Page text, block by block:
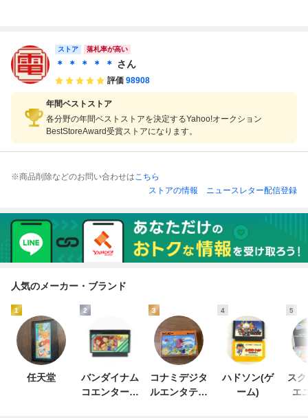
ト カセット カー
トリッジ
コン FC ソフト カ
セット カートリッ
ストア 落札率が高い
＊ ＊ ＊ ＊ ＊ さん
評価 98908
年間ベストストア
各分野の年間ベストストアを決定するYahoo!オークション
BestStoreAward受賞ストアになります。
※商品削除などのお問い合わせはこちら
ストアの情報
ニュースレター配信登録
人気のメーカー・ブランド
1
任天堂
2
バンダイナム
コエンターテ
3
コナミデジタ
ルエンタテイ
4
ハドソン(ゲ
ーム)
5
ス
エ